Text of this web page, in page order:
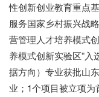
性创新创业教育重点
服务国家乡村振兴战
营管理人才培养模式
养模式创新实验区”
据方向）专业获批山
业；1个项目被立项为